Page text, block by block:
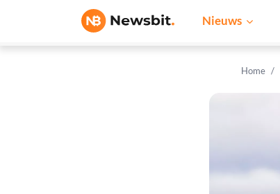
Nieuws
Home